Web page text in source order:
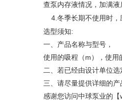
查泵内存液情况，加满
4. 冬季长期不使用时，
选型须知:
一、 产品名称与型号，
使用的吸程（m）， 使用
二、若已经由设计单位
三、请尽量提供详细的
感谢您访问中球泵业的【